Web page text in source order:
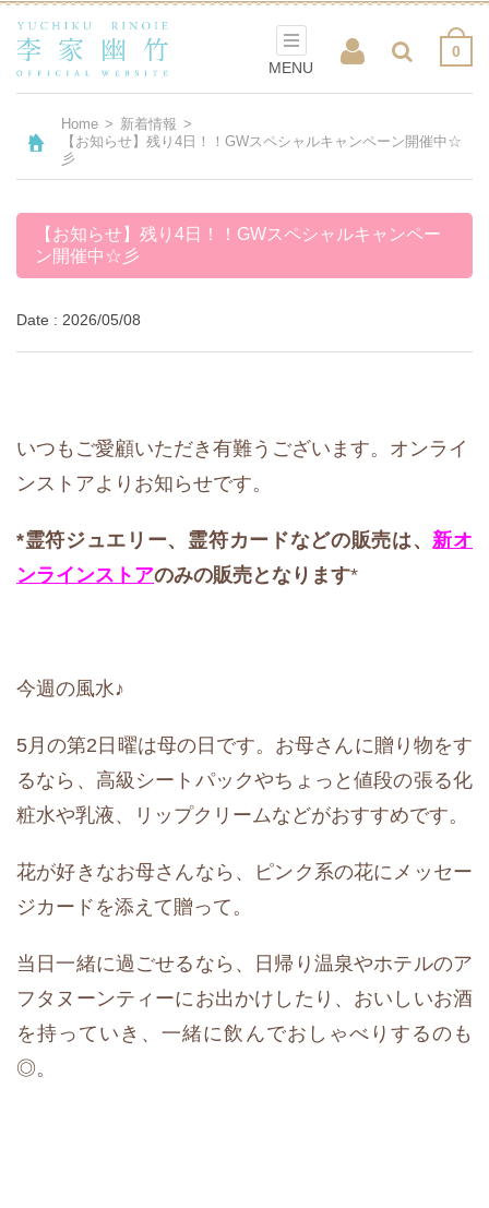
0
MENU
Home > 新着情報 >
【お知らせ】残り4日！！GWスペシャルキャンペーン開催中☆
彡
【お知らせ】残り4日！！GWスペシャルキャンペー
ン開催中☆彡
Date : 2026/05/08
いつもご愛顧いただき有難うございます。オンライ
ンストアよりお知らせです。
*霊符ジュエリー、霊符カードなどの販売は、新オ
ンラインストアのみの販売となります*
今週の風水♪
5月の第2日曜は母の日です。お母さんに贈り物をす
るなら、高級シートパックやちょっと値段の張る化
粧水や乳液、リップクリームなどがおすすめです。
花が好きなお母さんなら、ピンク系の花にメッセー
ジカードを添えて贈って。
当日一緒に過ごせるなら、日帰り温泉やホテルのア
フタヌーンティーにお出かけしたり、おいしいお酒
を持っていき、一緒に飲んでおしゃべりするのも
◎。